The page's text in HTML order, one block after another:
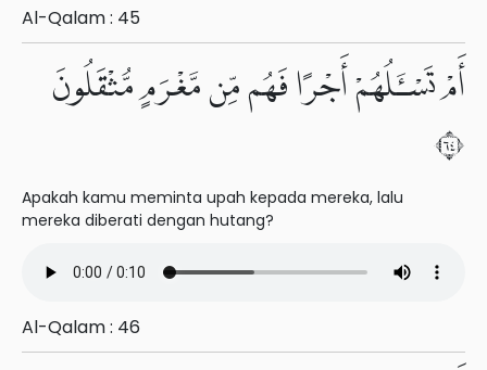
Al-Qalam : 45
أَمْ تَسْـَٔلُهُمْ أَجْرًا فَهُم مِّن مَّغْرَمٍ مُّثْقَلُونَ
٤٦
Apakah kamu meminta upah kepada mereka, lalu
mereka diberati dengan hutang?
Al-Qalam : 46